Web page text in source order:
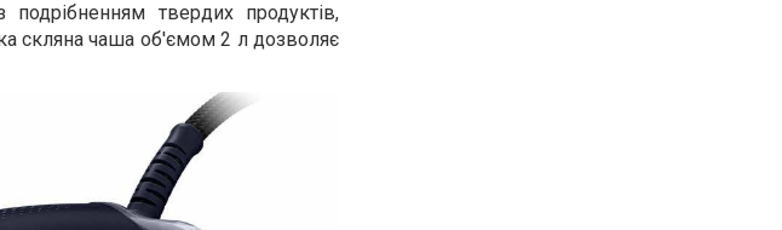
подрібненням твердих продуктів,
скляна чаша об'ємом 2 л дозволяє